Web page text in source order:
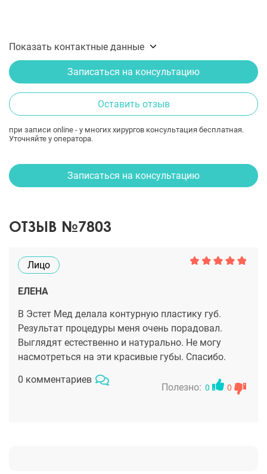
Показать контактные данные
Записаться на консультацию
Оставить отзыв
при записи online - у многих хирургов консультация бесплатная.
Уточняйте у оператора.
Записаться на консультацию
ОТЗЫВ №7803
Лицо
ЕЛЕНА
В Эстет Мед делала контурную пластику губ.
Результат процедуры меня очень порадовал.
Выглядят естественно и натурально. Не могу
насмотреться на эти красивые губы. Спасибо.
0 комментариев
Полезно: 0 0